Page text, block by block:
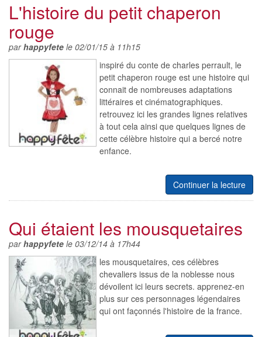
L'histoire du petit chaperon
rouge
parhappyfete le 02/01/15 à 11h15
inspiré du conte de charles perrault, le
petit chaperon rouge est une histoire qui
connait de nombreuses adaptations
littéraires et cinématographiques.
retrouvez ici les grandes lignes relatives
à tout cela ainsi que quelques lignes de
cette célèbre histoire qui a bercé notre
enfance.
Continuer la lecture
Qui étaient les mousquetaires
parhappyfete le 03/12/14 à 17h44
les mousquetaires, ces célèbres
chevaliers issus de la noblesse nous
dévoilent ici leurs secrets. apprenez-en
plus sur ces personnages légendaires
qui ont façonnés l'histoire de la france.